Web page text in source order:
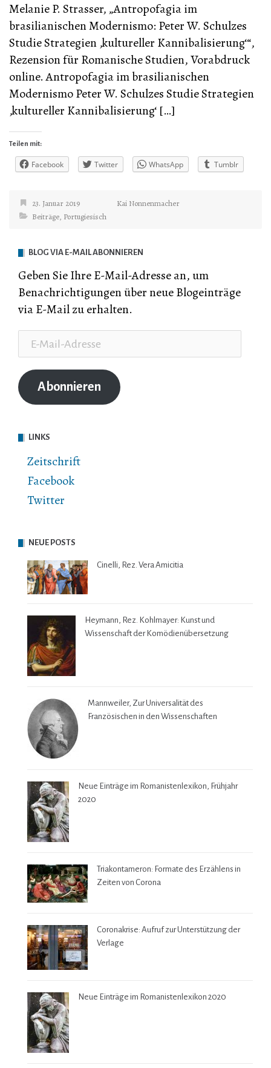
Melanie P. Strasser, „Antropofagia im
brasilianischen Modernismo: Peter W. Schulzes
Studie Strategien ‚kultureller Kannibalisierung‘“,
Rezension für Romanische Studien, Vorabdruck
online. Antropofagia im brasilianischen
Modernismo Peter W. Schulzes Studie Strategien
‚kultureller Kannibalisierung‘ […]
Teilen mit:
Facebook Twitter WhatsApp Tumblr
23. Januar 2019
Kai Nonnenmacher
Beiträge, Portugiesisch
BLOG VIA E-MAIL ABONNIEREN
Geben Sie Ihre E-Mail-Adresse an, um
Benachrichtigungen über neue Blogeinträge
via E-Mail zu erhalten.
Mail-
Adresse
Abonnieren
LINKS
Zeitschrift
Facebook
Twitter
NEUE POSTS
Cinelli, Rez. Vera Amicitia
Heymann, Rez. Kohlmayer: Kunst und
Wissenschaft der Komödienübersetzung
Mannweiler, Zur Universalität des
Französischen in den Wissenschaften
Neue Einträge im Romanistenlexikon, Frühjahr
2020
Triakontameron: Formate des Erzählens in
Zeiten von Corona
Coronakrise: Aufruf zur Unterstützung der
Verlage
Neue Einträge im Romanistenlexikon 2020